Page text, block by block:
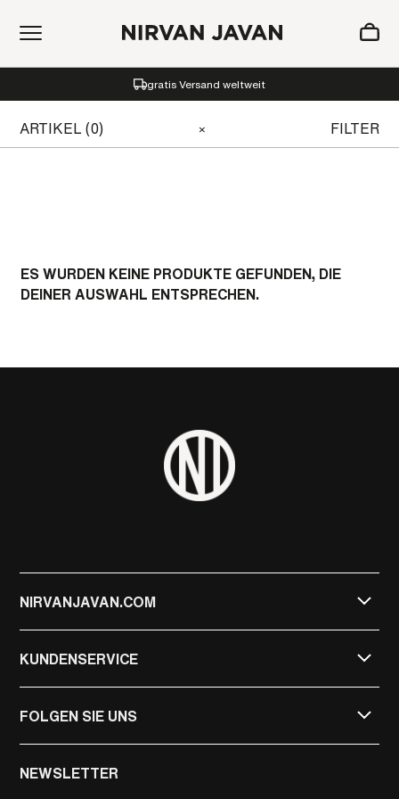
ZUM WARENKORB HINZUGEFÜGT
Oh! Ihr Warenkorb ist leer.
gratis Versand weltweit
ARTIKEL (0) × FILTER
ES WURDEN KEINE PRODUKTE GEFUNDEN, DIE
DEINER AUSWAHL ENTSPRECHEN.
NIRVANJAVAN.COM
KUNDENSERVICE
FOLGEN SIE UNS
NEWSLETTER